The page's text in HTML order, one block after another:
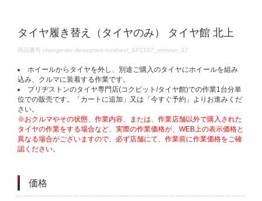
タイヤ履き替え（タイヤのみ） タイヤ館 北上
DETAILS
商品番号 change-tire-desorption-nowheel_SP2167_minivan_17
ホイールからタイヤを外し、別途ご購入のタイヤにホイールを組み
込み、クルマに装着する作業です。
ブリヂストンのタイヤ専門店(コクピット/タイヤ館)での作業1台分単
位での販売です。「カートに追加」又は「今すぐ予約」よりお進みくだ
さい。
※おクルマやその状態、作業内容、または、作業店舗以外で購入された
タイヤの作業をする場合など、実際の作業価格が、WEB上の表示価格と
異なる場合がございますので、必ず店舗にて、作業前に作業価格をご確
認ください。
価格